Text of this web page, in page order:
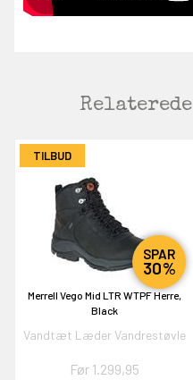
Relaterede
TILBUD
SPAR
30%
Merrell Vego Mid LTR WTPF Herre,
Black
Vandtæt Læder Vandrestøvle
Før 1.299,95